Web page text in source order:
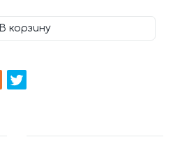
В корзину